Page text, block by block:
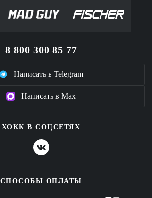
8 800 300 85 77
Написать в Telegram
Написать в Max
ХОКК В СОЦСЕТЯХ
СПОСОБЫ ОПЛАТЫ